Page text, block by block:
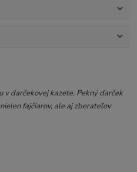
v darčekovej kazete. Pekný darček
fajčiarov, ale aj zberateľov